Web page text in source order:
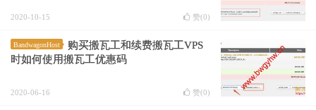
2020-10-15 赞(0)
BandwagonHost
购买搬瓦工和续费搬瓦工VPS
时如何使用搬瓦工优惠码
2020-06-16 赞(0)